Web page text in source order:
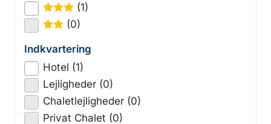
★★★
(1)
★★
(0)
Indkvartering
Hotel (1)
Lejligheder (0)
Chaletlejligheder (0)
Privat Chalet (0)